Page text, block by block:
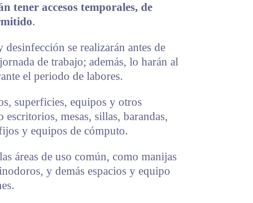
tener accesos temporales, de
.
se realizarán antes de
de trabajo; además, lo harán al
el periodo de labores.
superficies, equipos y otros
escritorios, mesas, sillas, barandas,
y equipos de cómputo.
áreas de uso común, como manijas
y demás espacios y equipo